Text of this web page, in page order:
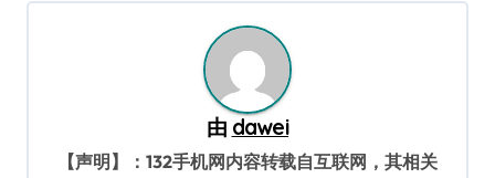
由 dawei
【声明】：132手机网内容转载自互联网，其相关